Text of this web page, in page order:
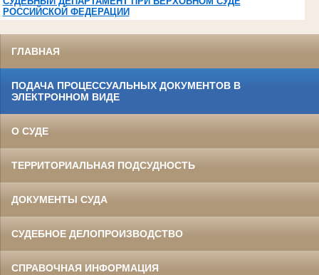
РОССИЙСКОЙ ФЕДЕРАЦИИ
ГЛАВНАЯ
ПОДАЧА ПРОЦЕССУАЛЬНЫХ ДОКУМЕНТОВ В
ЭЛЕКТРОННОМ ВИДЕ
О СУДЕ
ТЕРРИТОРИАЛЬНАЯ ПОДСУДНОСТЬ
ДОКУМЕНТЫ СУДА
СУДЕБНОЕ ДЕЛОПРОИЗВОДСТВО
СПРАВОЧНАЯ ИНФОРМАЦИЯ